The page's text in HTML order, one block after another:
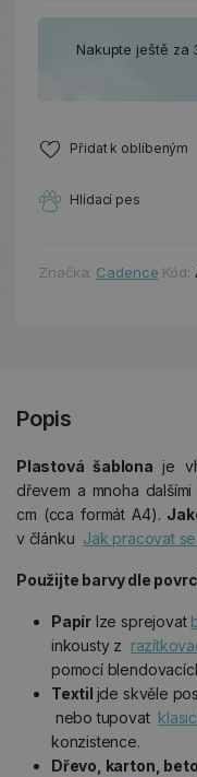
Nakupte ještě za
Přidat k oblíbeným
Hlídací pes
Značka: Cadence Kód:
Popis
Plastová šablona je
dřevem a mnoha
cm (cca formát A4).
v článku Jak pracovat
Použijte barvy dle
Papír lze sprejovat
inkousty z
pomocí
Textil jde skvěle
nebo tupovat
konzistence.
Dřevo, karton,